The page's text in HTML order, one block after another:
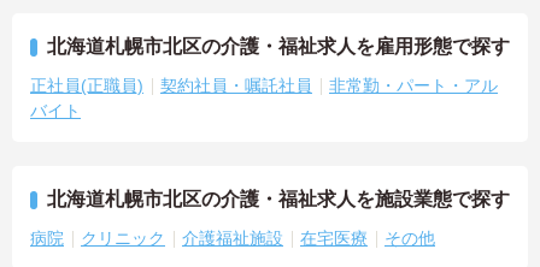
北海道札幌市北区の介護・福祉求人を雇用形態で探す
正社員(正職員) 契約社員・嘱託社員
非常勤・パート・アル
バイト
北海道札幌市北区の介護・福祉求人を施設業態で探す
病院 クリニック 介護福祉施設 在宅医療 その他